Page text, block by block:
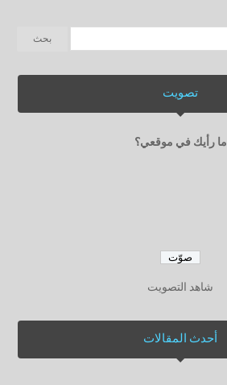
تصويت
ما رأيك في موقعي؟
شاهد التصويت
أحدث المقالات